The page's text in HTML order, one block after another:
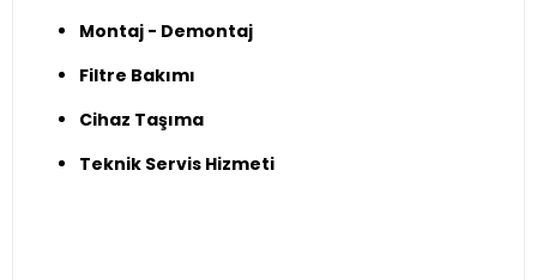
Montaj - Demontaj
Filtre Bakımı
Cihaz Taşıma
Teknik Servis Hizmeti